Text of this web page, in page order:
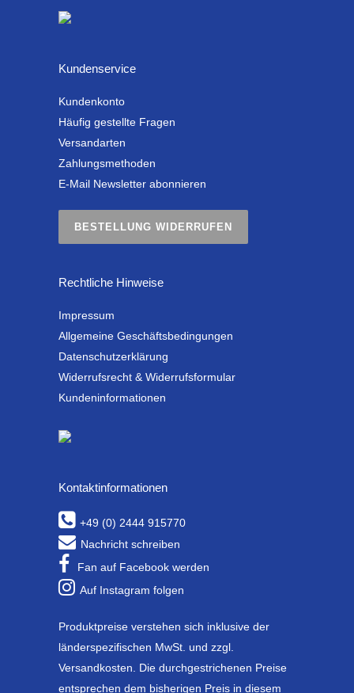
Kundenservice
Kundenkonto
Häufig gestellte Fragen
Versandarten
Zahlungsmethoden
E-Mail Newsletter abonnieren
BESTELLUNG WIDERRUFEN
Rechtliche Hinweise
Impressum
Allgemeine Geschäftsbedingungen
Datenschutzerklärung
Widerrufsrecht & Widerrufsformular
Kundeninformationen
Kontaktinformationen
+49 (0) 2444 915770
Nachricht schreiben
Fan auf Facebook werden
Auf Instagram folgen
Produktpreise verstehen sich inklusive der
länderspezifischen MwSt. und zzgl.
Versandkosten. Die durchgestrichenen Preise
entsprechen dem bisherigen Preis in diesem